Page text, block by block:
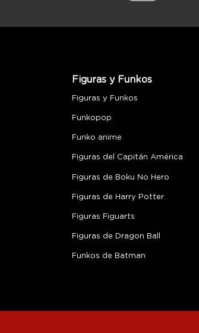
Figuras y Funkos
Figuras y Funkos
Funkopop
Funko anime
Figuras del Capitán América
Figuras de Boku No Hero
Figuras de Harry Potter
Figuras Figuarts
Figuras de Dragon Ball
Funkos de Batman